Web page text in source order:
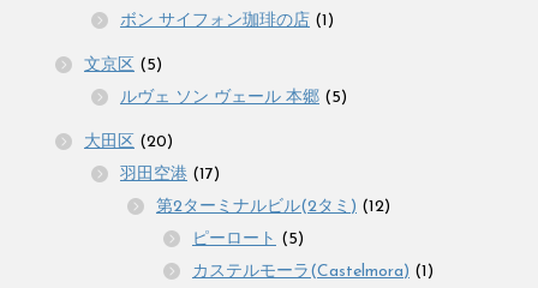
ボン サイフォン珈琲の店 (1)
文京区 (5)
ルヴェ ソン ヴェール 本郷 (5)
大田区 (20)
羽田空港 (17)
第2ターミナルビル(2タミ) (12)
ピーロート (5)
カステルモーラ(Castelmora) (1)